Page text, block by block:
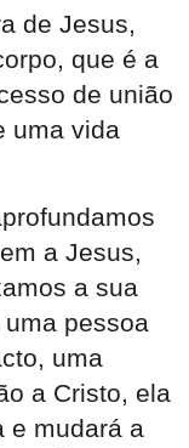
de Jesus,
que é a
de união
uma vida
a Jesus,
a sua
pessoa
uma
a Cristo, ela
e mudará a